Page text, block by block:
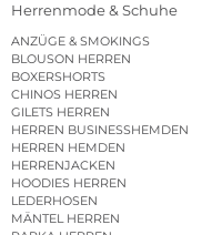
Herrenmode & Schuhe
ANZÜGE & SMOKINGS
BLOUSON HERREN
BOXERSHORTS
CHINOS HERREN
GILETS HERREN
HERREN BUSINESSHEMDEN
HERREN HEMDEN
HERRENJACKEN
HOODIES HERREN
LEDERHOSEN
MÄNTEL HERREN